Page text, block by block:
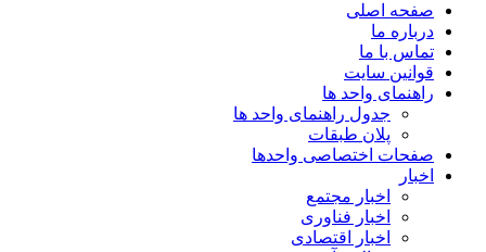
صفحه اصلی
درباره ما
تماس با ما
قوانین سایت
راهنمای واحد ها
جدول راهنمای واحد ها
پلان طبقات
صفحات اختصاصی واحدها
اخبار
اخبار مجتمع
اخبار فناوری
اخبار اقتصادی